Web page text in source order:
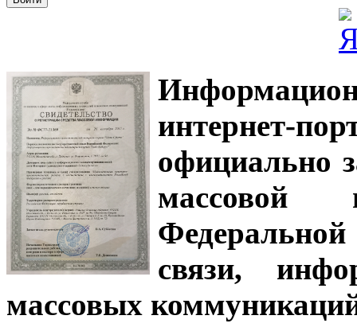
интернет-
официально
связи,
массовых